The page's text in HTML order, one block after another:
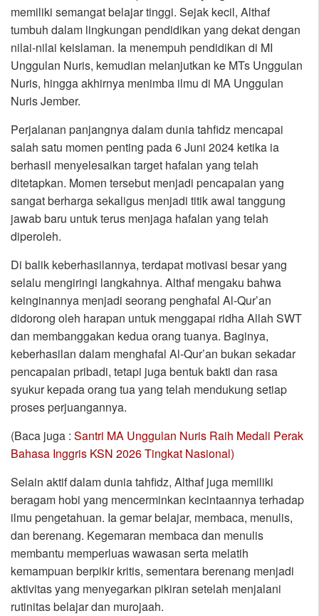
memiliki semangat belajar tinggi. Sejak kecil, Althaf
tumbuh dalam lingkungan pendidikan yang dekat dengan
nilai-nilai keislaman. Ia menempuh pendidikan di MI
Unggulan Nuris, kemudian melanjutkan ke MTs Unggulan
Nuris, hingga akhirnya menimba ilmu di MA Unggulan
Nuris Jember.
Perjalanan panjangnya dalam dunia tahfidz mencapai
salah satu momen penting pada 6 Juni 2024 ketika ia
berhasil menyelesaikan target hafalan yang telah
ditetapkan. Momen tersebut menjadi pencapaian yang
sangat berharga sekaligus menjadi titik awal tanggung
jawab baru untuk terus menjaga hafalan yang telah
diperoleh.
Di balik keberhasilannya, terdapat motivasi besar yang
selalu mengiringi langkahnya. Althaf mengaku bahwa
keinginannya menjadi seorang penghafal Al-Qur’an
didorong oleh harapan untuk menggapai ridha Allah SWT
dan membanggakan kedua orang tuanya. Baginya,
keberhasilan dalam menghafal Al-Qur’an bukan sekadar
pencapaian pribadi, tetapi juga bentuk bakti dan rasa
syukur kepada orang tua yang telah mendukung setiap
proses perjuangannya.
(Baca juga : Santri MA Unggulan Nuris Raih Medali Perak
Bahasa Inggris KSN 2026 Tingkat Nasional)
Selain aktif dalam dunia tahfidz, Althaf juga memiliki
beragam hobi yang mencerminkan kecintaannya terhadap
ilmu pengetahuan. Ia gemar belajar, membaca, menulis,
dan berenang. Kegemaran membaca dan menulis
membantu memperluas wawasan serta melatih
kemampuan berpikir kritis, sementara berenang menjadi
aktivitas yang menyegarkan pikiran setelah menjalani
rutinitas belajar dan murojaah.